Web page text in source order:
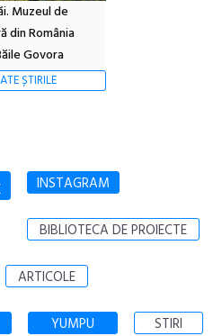
Muzeul de
din România
Govora
ȘTIRILE
INSTAGRAM
BIBLIOTECA DE PROIECTE
ARTICOLE
YUMPU STIRI